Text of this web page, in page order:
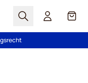
Zoek Cart
€ 49